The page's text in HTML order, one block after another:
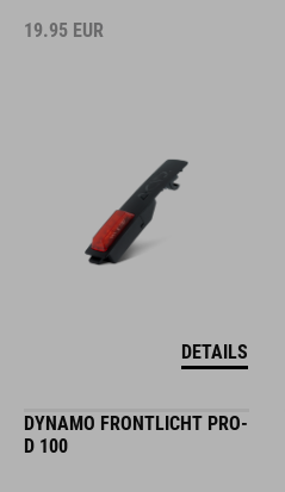
19.95 EUR
DETAILS
DYNAMO FRONTLICHT PRO-
D 100